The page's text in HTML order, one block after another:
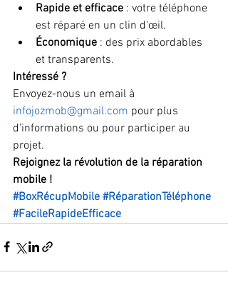
Rapide et efficace : votre téléphone
est réparé en un clin d'œil.
Économique : des prix abordables
et transparents.
Intéressé ?
Envoyez-nous un email à
infojozmob@gmail.com pour plus
d'informations ou pour participer au
projet.
Rejoignez la révolution de la réparation
mobile !
#BoxRécupMobile #RéparationTéléphone
#FacileRapideEfficace